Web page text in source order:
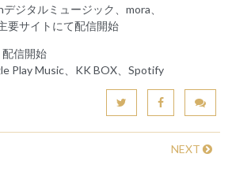
ジタルミュージック、mora、
要サイトにて配信開始
配信開始
Play Music、KK BOX、Spotify
NEXT